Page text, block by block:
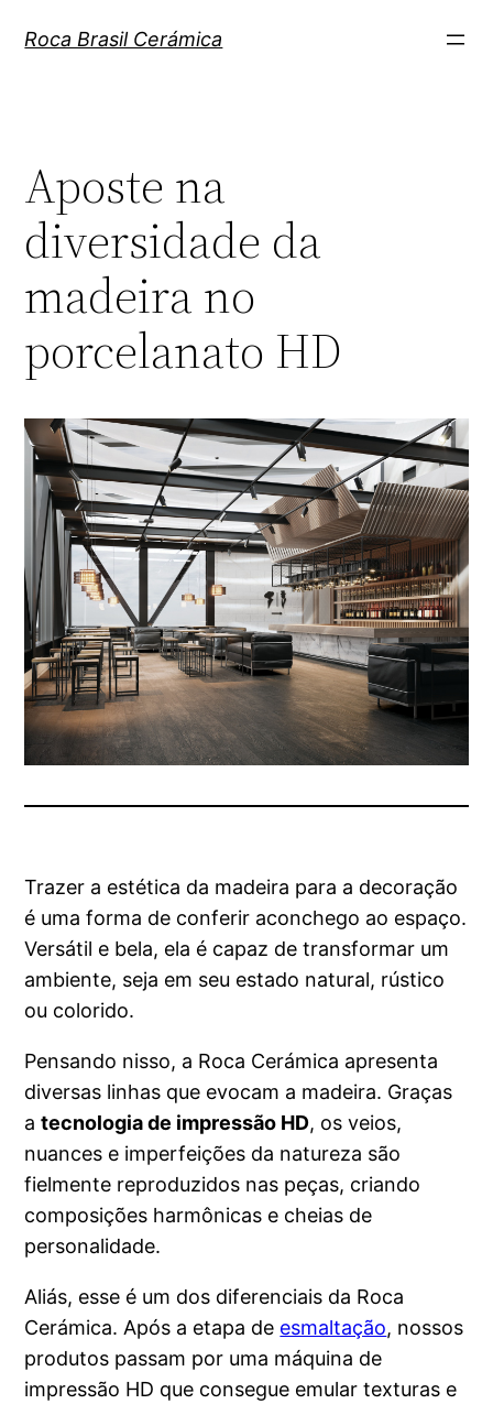
paraRoca Brasil Cerámica
Aposte na
diversidade da
madeira no
porcelanato HD
Trazer a estética da madeira para a decoração
é uma forma de conferir aconchego ao espaço.
Versátil e bela, ela é capaz de transformar um
ambiente, seja em seu estado natural, rústico
ou colorido.
Pensando nisso, a Roca Cerámica apresenta
diversas linhas que evocam a madeira. Graças
atecnologia de impressão HD, os veios,
nuances e imperfeições da natureza são
fielmente reproduzidos nas peças, criando
composições harmônicas e cheias de
personalidade.
Aliás, esse é um dos diferenciais da Roca
Cerámica. Após a etapa de esmaltação, nossos
produtos passam por uma máquina de
impressão HD que consegue emular texturas e